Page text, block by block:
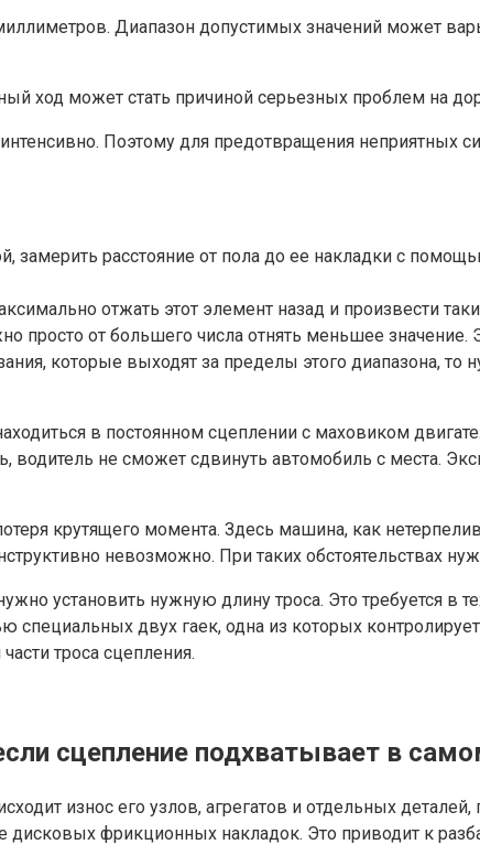
Диапазон допустимых значений может
ход может стать причиной серьезных проблем на
Поэтому для предотвращения неприятных
замерить расстояние от пола до ее накладки с
отжать этот элемент назад и произвести
просто от большего числа отнять меньшее значение.
которые выходят за пределы этого диапазона,
в постоянном сцеплении с маховиком
водитель не сможет сдвинуть автомобиль с места.
крутящего момента. Здесь машина, как
невозможно. При таких обстоятельствах
установить нужную длину троса. Это требуется
специальных двух гаек, одна из которых
троса сцепления.
сцепление подхватывает в
износ его узлов, агрегатов и отдельных
дисковых фрикционных накладок. Это приводит к